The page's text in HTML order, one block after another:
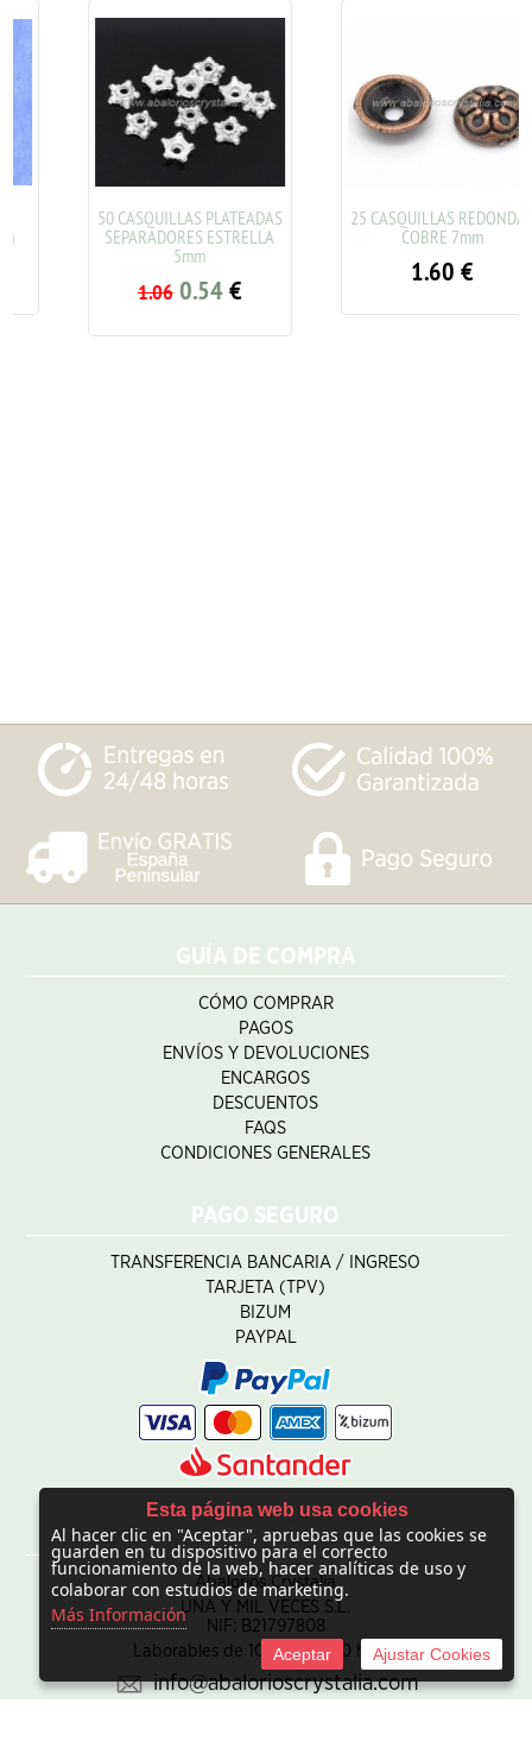
50 CASQUILLAS PLATEADAS
SEPARADORES ESTRELLA
0.54€
25 CASQUILLAS REDONDAS
COBRE 7mm
€
GUÍA DE COMPRA
CÓMO COMPRAR
PAGOS
ENVÍOS Y DEVOLUCIONES
ENCARGOS
DESCUENTOS
FAQS
CONDICIONES GENERALES
PAGO SEGURO
TRANSFERENCIA BANCARIA / INGRESO
TARJETA (TPV)
BIZUM
PAYPAL
CONTACTO
Abalorios Crystalia
UNA Y MIL VECES S.L.
NIF: B21797808
Laborables de 10:00 - 20:00 horas
info@abalorioscrystalia.com
Esta página web usa cookies
Al hacer clic en "Aceptar", apruebas que las cookies se
guarden en tu dispositivo para el correcto
funcionamiento de la web, hacer analíticas de uso y
colaborar con estudios de marketing.
Más Información
Aceptar Ajustar Cookies